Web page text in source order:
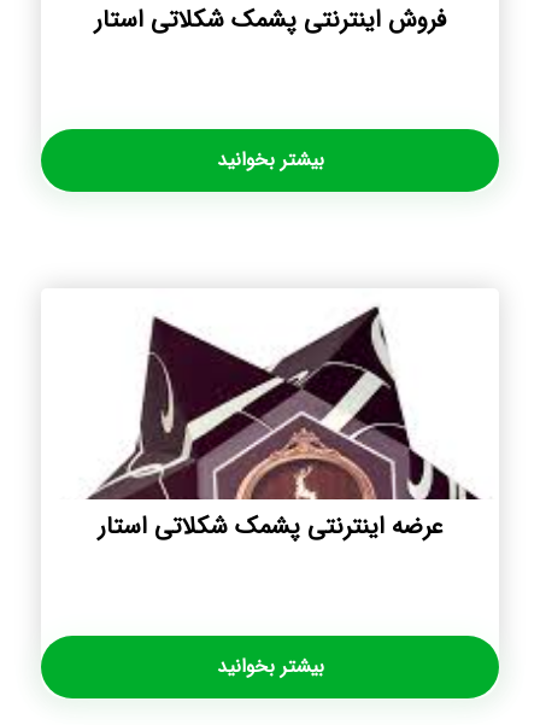
فروش اینترنتی پشمک شکلاتی استار
بیشتر بخوانید
عرضه اینترنتی پشمک شکلاتی استار
بیشتر بخوانید